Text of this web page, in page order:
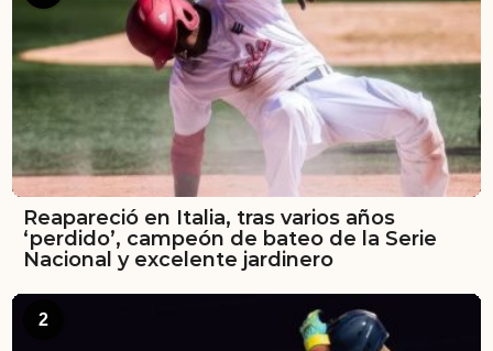
Reapareció en Italia, tras varios años
‘perdido’, campeón de bateo de la Serie
Nacional y excelente jardinero
2